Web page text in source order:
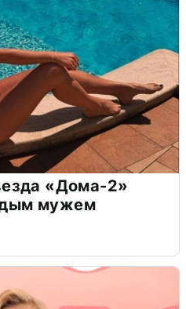
«Дома-2»
мужем